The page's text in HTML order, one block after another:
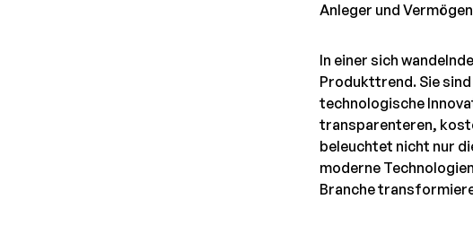
Anleger und
In einer sich
Produkttrend. Sie
technologische
transparenteren,
beleuchtet nicht nur
moderne
Branche